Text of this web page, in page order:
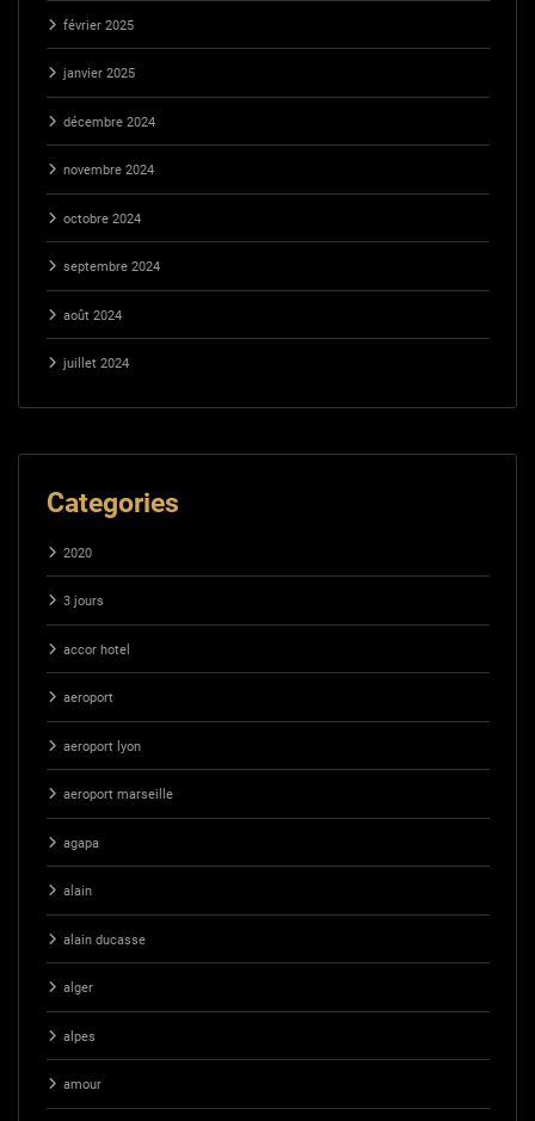
février 2025
janvier 2025
décembre 2024
novembre 2024
octobre 2024
septembre 2024
août 2024
juillet 2024
Categories
2020
3 jours
accor hotel
aeroport
aeroport lyon
aeroport marseille
agapa
alain
alain ducasse
alger
alpes
amour